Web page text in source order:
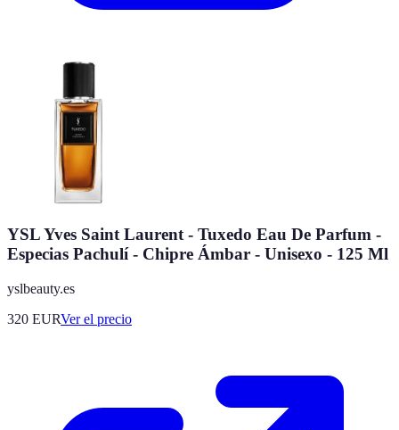
YSL Yves Saint Laurent - Tuxedo Eau De Parfum -
Especias Pachulí - Chipre Ámbar - Unisexo - 125 Ml
yslbeauty.es
320 EURVer el precio